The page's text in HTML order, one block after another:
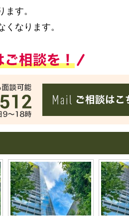
す。
なります。